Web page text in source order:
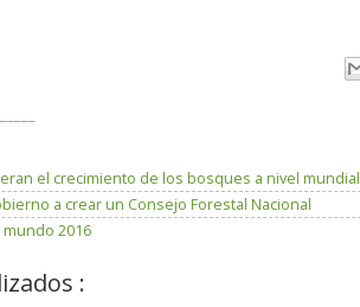
el crecimiento de los bosques a nivel mundial
a crear un Consejo Forestal Nacional
2016
: